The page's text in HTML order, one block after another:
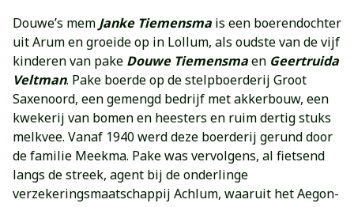
Douwe’s mem Janke Tiemensma is een boerendochter
uit Arum en groeide op in Lollum, als oudste van de vijf
kinderen van pake Douwe Tiemensmaen Geertruida
Veltman. Pake boerde op de stelpboerderij Groot
Saxenoord, een gemengd bedrijf met akkerbouw, een
kwekerij van bomen en heesters en ruim dertig stuks
melkvee. Vanaf 1940 werd deze boerderij gerund door
de familie Meekma. Pake was vervolgens, al fietsend
langs de streek, agent bij de onderlinge
verzekeringsmaatschappij Achlum, waaruit het Aegon-